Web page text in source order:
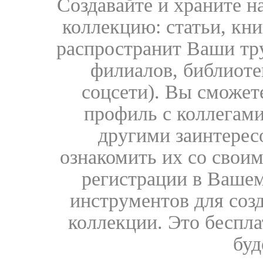
Создавайте и храните
коллекцию: статьи,
распространит Ваши
филиалов,
соцсети). Вы
профиль с
другими
ознакомить их со
регистрации в
инструментов для
коллекции. Это